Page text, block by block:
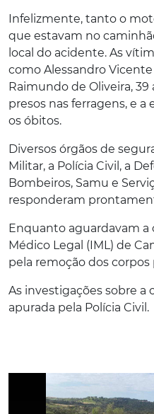
Infelizmente, tanto o
que estavam no
local do acidente. As
como Alessandro
Raimundo de Oliveira,
presos nas ferragens, e
os óbitos.
Diversos órgãos de
Militar, a Polícia Civil, a
Bombeiros, Samu e
responderam
Enquanto aguardavam
Médico Legal (IML) de
pela remoção dos
As investigações sobre a
apurada pela Polícia Civil.